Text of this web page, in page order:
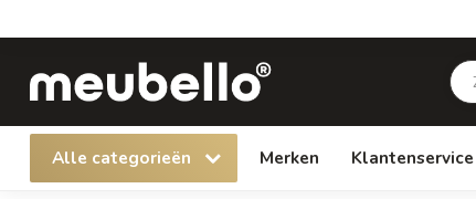
Alle categorieën Merken Klantenservice